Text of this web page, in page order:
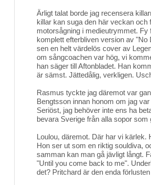
Ärligt talat borde jag recensera
killar kan suga den här veckan
motorsågning i medieutrymmet.
komplett efterbliven version av
sen en helt värdelös cover av
om sångcoachen var hög, vi
han säger till Aftonbladet. Han
är sämst. Jättedålig, verkligen.
Rasmus tyckte jag däremot var
Bengtsson innan honom om jag
Seriöst, jag behöver inte ens ha
bevara Sverige från alla sopor som
Loulou, däremot. Där har vi kärlek.
Hon ser ut som en riktig souldiva,
samman kan man gå jävligt långt.
"Until you come back to me".
det? Pritchard är den enda